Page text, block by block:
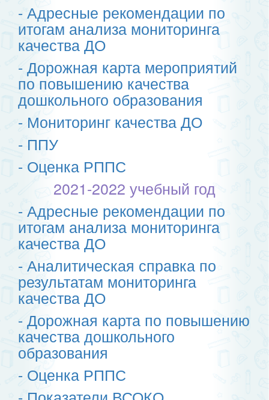
- Адресные рекомендации по
итогам анализа мониторинга
качества ДО
- Дорожная карта мероприятий
по повышению качества
дошкольного образования
- Мониторинг качества ДО
- ППУ
- Оценка РППС
2021-2022 учебный год
- Адресные рекомендации по
итогам анализа мониторинга
качества ДО
- Аналитическая справка по
результатам мониторинга
качества ДО
- Дорожная карта по повышению
качества дошкольного
образования
- Оценка РППС